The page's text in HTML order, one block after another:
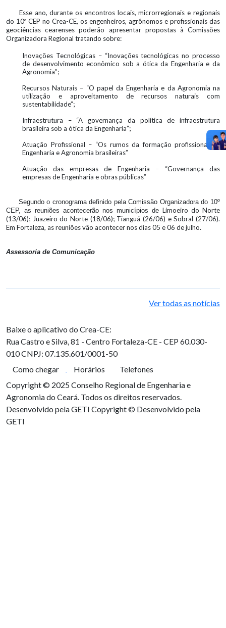
Esse ano, durante os encontros locais, microrregionais e regionais
do 10º CEP no Crea-CE, os engenheiros, agrônomos e profissionais das
geociências cearenses poderão apresentar propostas à Comissões
Organizadora Regional tratando sobre:
Inovações Tecnológicas – “Inovações tecnológicas no processo
de desenvolvimento econômico sob a ótica da Engenharia e da
Agronomia”;
Recursos Naturais – “O papel da Engenharia e da Agronomia na
utilização e aproveitamento de recursos naturais com
sustentabilidade”;
Infraestrutura – “A governança da política de infraestrutura
brasileira sob a ótica da Engenharia”;
Atuação Profissional – “Os rumos da formação profissional da
Engenharia e Agronomia brasileiras”
Atuação das empresas de Engenharia – “Governança das
empresas de Engenharia e obras públicas”
Segundo o cronograma definido pela Comissão Organizadora do 10º
CEP, as reuniões acontecerão nos municípios de Limoeiro do Norte
(13/06); Juazeiro do Norte (18/06); Tianguá (26/06) eSobral (27/06).
Em Fortaleza, as reuniões vão acontecer nos dias 05 e 06 de julho.
Assessoria de Comunicação
Ver todas as notícias
Baixe o aplicativo do Crea-CE:
Rua Castro e Silva, 81 - Centro Fortaleza-CE - CEP 60.030-
010CNPJ: 07.135.601/0001-50
Como chegar
Horários
Telefones
Copyright © 2025 Conselho Regional de Engenharia e
Agronomia do Ceará. Todos os direitos reservados.
Desenvolvido pela GETI Copyright © Desenvolvido pela
GETI